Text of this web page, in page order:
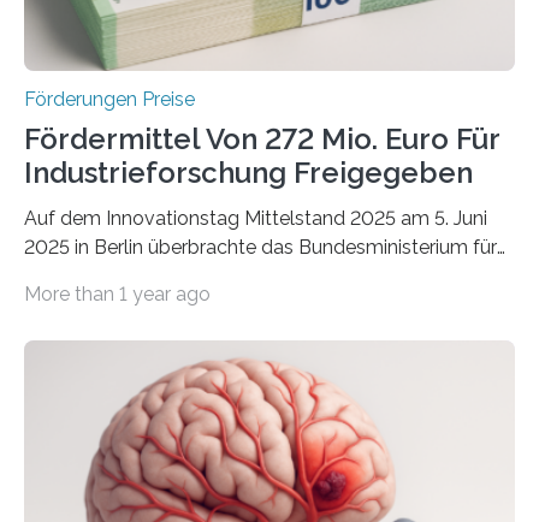
Förderungen Preise
Fördermittel Von 272 Mio. Euro Für
Industrieforschung Freigegeben
Auf dem Innovationstag Mittelstand 2025 am 5. Juni
2025 in Berlin überbrachte das Bundesministerium für
Überplanmäßige Verpflichtungsermächtigungen in
Woche vom Haushaltsausschuss freigegeben – unter
anderem zur Unterstützung der
Industrieforschungsprogramme Industrielle
Gemeinschaftsforschung (IGF), Zentrales
Innovationsprogramm Mittelstand (ZIM) und
Innovationskompetenz INNO-KOM. Auf dem
More than 1 year ago